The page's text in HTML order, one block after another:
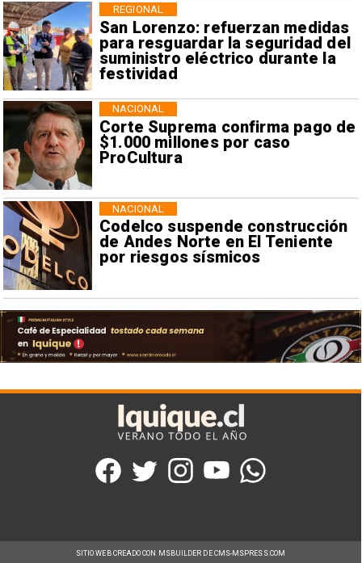
San Lorenzo: refuerzan medidas
para resguardar la seguridad del
suministro eléctrico durante la
festividad
REGIONAL
Corte Suprema confirma pago de
$1.000 millones por caso
ProCultura
NACIONAL
Codelco suspende construcción
de Andes Norte en El Teniente
por riesgos sísmicos
NACIONAL
SITIO WEB CREADO CON MSBUILDER DE CMS-MSPRESS.COM